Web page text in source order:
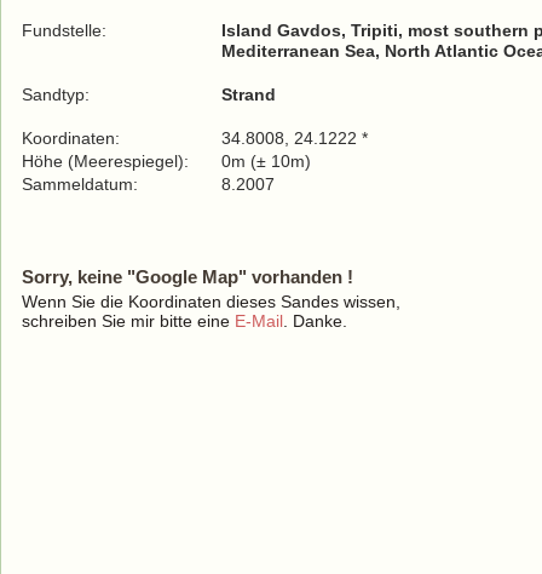
Fundstelle:
Island Gavdos, Tripiti, most southern
Mediterranean Sea, North Atlantic
Sandtyp: Strand
Koordinaten:
34.8008, 24.1222 *
Höhe (Meerespiegel):
0m (± 10m)
Sammeldatum:
8.2007
Sorry, keine "Google Map" vorhanden !
Wenn Sie die Koordinaten dieses Sandes wissen,
schreiben Sie mir bitte eine E-Mail . Danke.